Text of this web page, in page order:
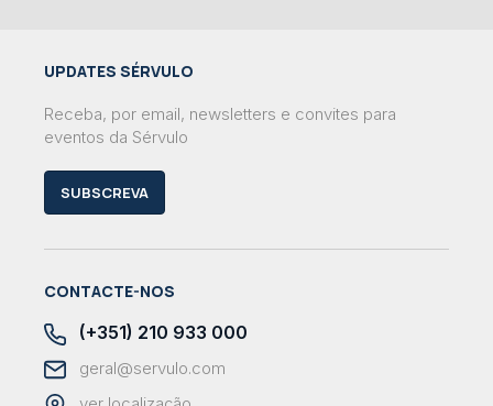
UPDATES SÉRVULO
Receba, por email, newsletters e convites para
eventos da Sérvulo
SUBSCREVA
CONTACTE-NOS
(+351) 210 933 000
geral@servulo.com